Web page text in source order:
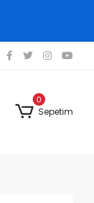
0
Sepetim